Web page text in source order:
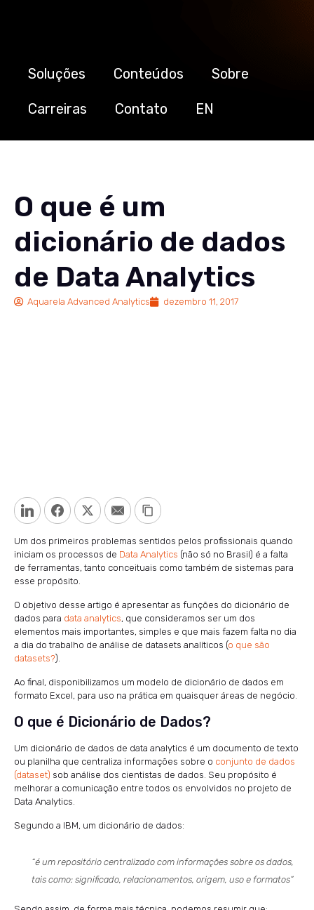
Soluções Conteúdos Sobre
Carreiras Contato EN
O que é um
dicionário de dados
de Data Analytics
Aquarela Advanced Analytics dezembro 11, 2017
LinkedInFacebookTwitterEmail Copy Link
Um dos primeiros problemas sentidos pelos profissionais quando
iniciam os processos de Data Analytics (não só no Brasil) é a falta
de ferramentas, tanto conceituais como também de sistemas para
esse propósito.
O objetivo desse artigo é apresentar as funções do dicionário de
dados para data analytics, que consideramos ser um dos
elementos mais importantes, simples e que mais fazem falta no dia
a dia do trabalho de análise de datasets analíticos (o que são
datasets?).
Ao final, disponibilizamos um modelo de dicionário de dados em
formato Excel, para uso na prática em quaisquer áreas de negócio.
O que é Dicionário de Dados?
Um dicionário de dados de data analytics é um documento de texto
ou planilha que centraliza informações sobre o conjunto de dados
(dataset) sob análise dos cientistas de dados. Seu propósito é
melhorar a comunicação entre todos os envolvidos no projeto de
Data Analytics.
Segundo a IBM, um dicionário de dados:
“é um repositório centralizado com informações sobre os dados,
tais como: significado, relacionamentos, origem, uso e formatos”